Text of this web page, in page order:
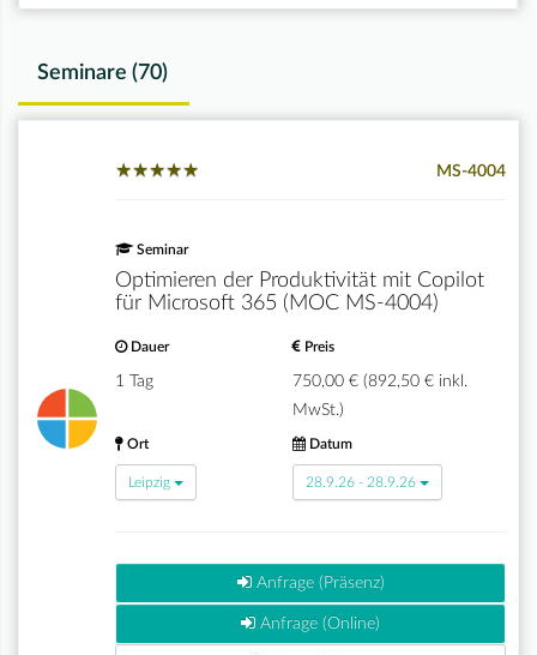
Seminare (70)
★★★★★
★★★★★ MS-4004
Seminar
Optimieren der Produktivität mit Copilot
für Microsoft 365 (MOC MS-4004)
Dauer
1 Tag
Preis
750,00 € (892,50 € inkl.
MwSt.)
Ort
Leipzig
Datum
28.9.26 - 28.9.26
Anfrage (Präsenz)
Anfrage (Online)